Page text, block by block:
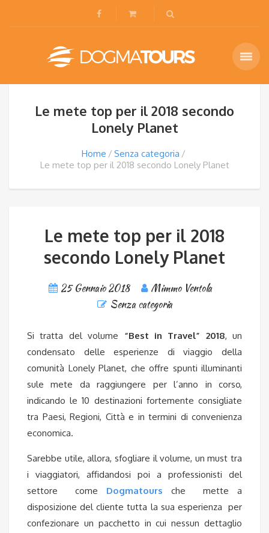
Le mete top per il 2018 secondo
Lonely Planet
Home
Senza categoria
Le mete top per il 2018 secondo Lonely Planet
Le mete top per il 2018
secondo Lonely Planet
25 Gennaio 2018
Mimmo Ventola
Senza categoria
Si tratta del volume “Best in Travel” 2018, un
condensato delle esperienze di viaggio della
comunità Lonely Planet, che offre spunti illuminanti
sule mete da raggiungere per l’anno in corso,
indicando le 10 destinazioni fortemente consigliate
tra Paesi, Regioni, Città e in termini di convenienza
economica.
Sarebbe utile, allora, sfogliare il volume, un must tra
i viaggiatori, affidandosi poi a professionisti del
settore come Dogmatours
che mette a
disposizione del cliente tutta la sua esperienza per
confezionare un pacchetto in cui nessun dettaglio